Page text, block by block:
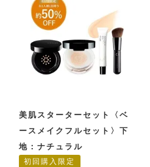
美肌スターターセット〈ベ
ースメイクフルセット〉下
地：ナチュラル
初回購入限定